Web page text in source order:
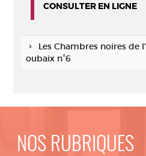
CONSULTER EN LIGNE
Les Chambres noires de
oubaix n°6
NOS RUBRIQUES